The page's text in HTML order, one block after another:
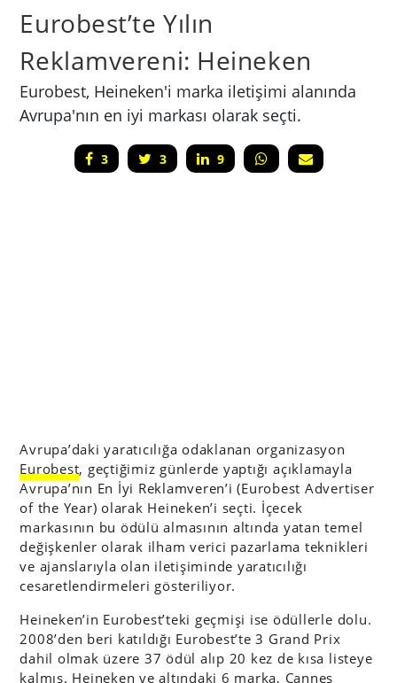
Eurobest’te Yılın
Reklamvereni: Heineken
Eurobest, Heineken'i marka iletişimi alanında
Avrupa'nın en iyi markası olarak seçti.
3 3 9
Avrupa’daki yaratıcılığa odaklanan organizasyon
Eurobest, geçtiğimiz günlerde yaptığı açıklamayla
Avrupa’nın En İyi Reklamveren’i (Eurobest Advertiser
of the Year) olarak Heineken’i seçti. İçecek
markasının bu ödülü almasının altında yatan temel
değişkenler olarak ilham verici pazarlama teknikleri
ve ajanslarıyla olan iletişiminde yaratıcılığı
cesaretlendirmeleri gösteriliyor.
Heineken’in Eurobest’teki geçmişi ise ödüllerle dolu.
2008’den beri katıldığı Eurobest’te 3 Grand Prix
dahil olmak üzere 37 ödül alıp 20 kez de kısa listeye
kalmış. Heineken ve altındaki 6 marka, Cannes